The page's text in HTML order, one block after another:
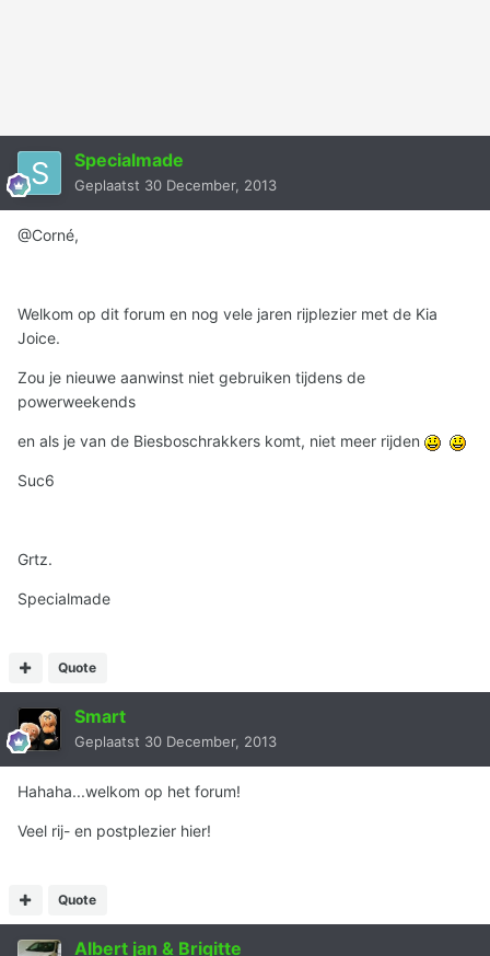
Specialmade
Geplaatst 30 December, 2013
@Corné,
Welkom op dit forum en nog vele jaren rijplezier met de Kia
Joice.
Zou je nieuwe aanwinst niet gebruiken tijdens de
powerweekends
en als je van de Biesboschrakkers komt, niet meer rijden
Suc6
Grtz.
Specialmade
Quote
Smart
Geplaatst 30 December, 2013
Hahaha...welkom op het forum!
Veel rij- en postplezier hier!
Quote
Albert jan & Brigitte